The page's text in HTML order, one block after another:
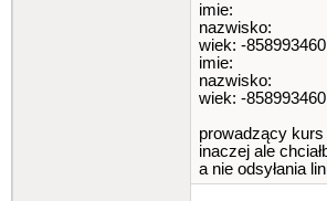
imie:
nazwisko:
wiek: -858993460
imie:
nazwisko:
wiek: -858993460
prowadzący kurs
inaczej ale
a nie odsyłania